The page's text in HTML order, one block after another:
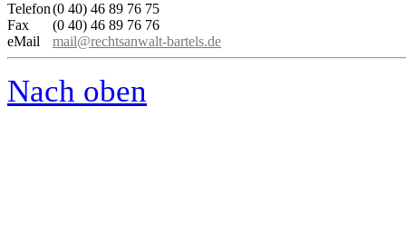
Telefon(0 40) 46 89 76 75
Fax
(0 40) 46 89 76 76
eMail
mail@rechtsanwalt-bartels.de
Nach oben